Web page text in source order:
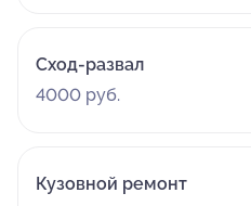
Сход-развал
4000 руб.
Кузовной ремонт